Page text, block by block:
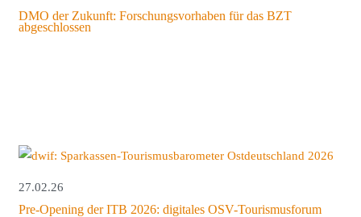
DMO der Zukunft: Forschungsvorhaben für das BZT
abgeschlossen
27.02.26
Pre-Opening der ITB 2026: digitales OSV-Tourismusforum